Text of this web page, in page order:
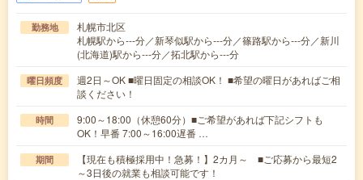
勤務地
札幌市北区
札幌駅から---分／新琴似駅から---分／篠路駅から---分／新川
(北海道)駅から---分／拓北駅から---分
曜日頻度
週2日～OK ■曜日固定の相談OK！ ■希望の曜日があればご相
談ください！
時間
9:00～18:00（休憩60分）■ご希望があれば下記シフトも
OK！早番 7:00～16:00遅番 …
期間
【現在も積極採用中！急募！】2カ月～ ■ご応募から最短2
～3日後の就業も相談可能です！